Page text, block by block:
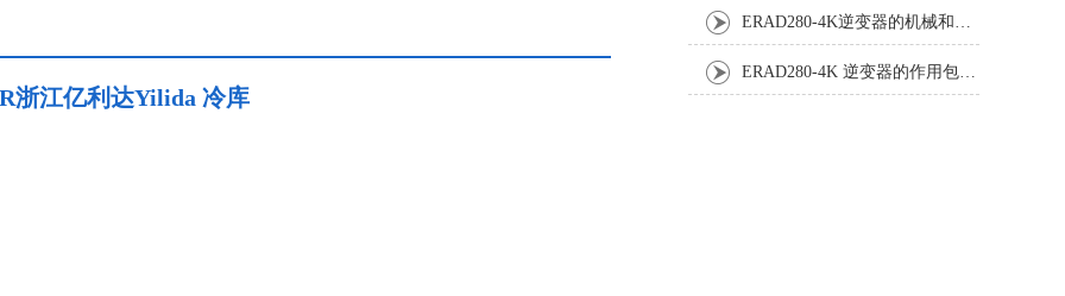
浙江亿利达Yilida 冷库
ERAD280-4K逆变器的机械和电气安装规程
ERAD280-4K 逆变器的作用包括哪些？